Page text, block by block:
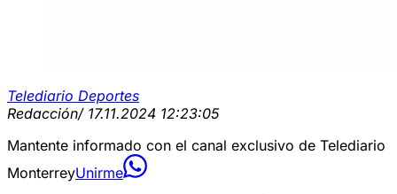
Telediario Deportes
Redacción/ 17.11.2024 12:23:05
Mantente informado con el canal exclusivo de Telediario
MonterreyUnirme